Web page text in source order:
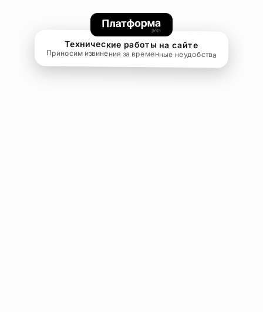
Технические работы на сайте
Приносим извинения за временные неудобства